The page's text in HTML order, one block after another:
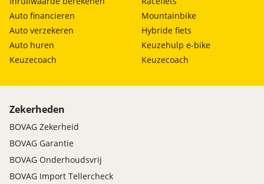
Auto financieren
Auto verzekeren
Auto huren
Keuzecoach
Mountainbike
Hybride fiets
Keuzehulp e-bike
Keuzecoach
Zekerheden
BOVAG Zekerheid
BOVAG Garantie
BOVAG Onderhoudsvrij
BOVAG Import Tellercheck